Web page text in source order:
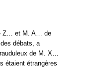
Z… et M. A… de
débats, a
de M. X…
étaient étrangères